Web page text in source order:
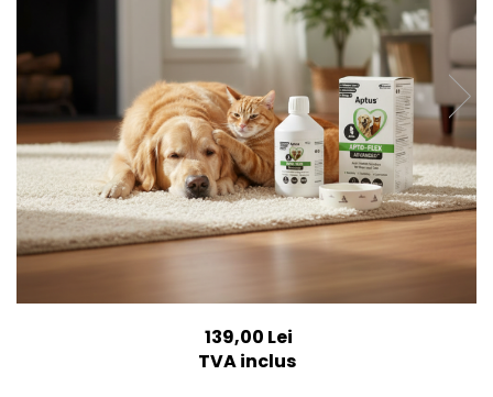
Suport Articular
Suport Digestiv
139,00 Lei
TVA inclus